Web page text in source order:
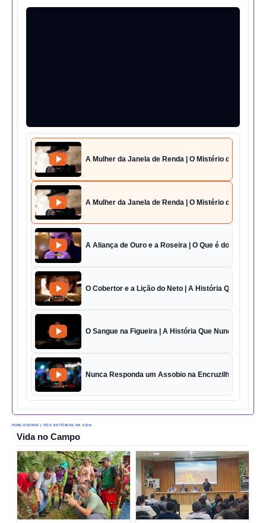
A Mulher da Janela de Renda | O Mistério da Casa 42
A Mulher da Janela de Renda | O Mistério da Casa 42
A Aliança de Ouro e a Roseira | O Que é do Amor
O Cobertor e a Lição do Neto | A História Que Vai Te
O Sangue na Figueira | A História Que Nunca Foi
Nunca Responda um Assobio na Encruzilhada | O
PUBLICIDADE | PÓS ESTÓRIAS DA VIDA
Vida no Campo